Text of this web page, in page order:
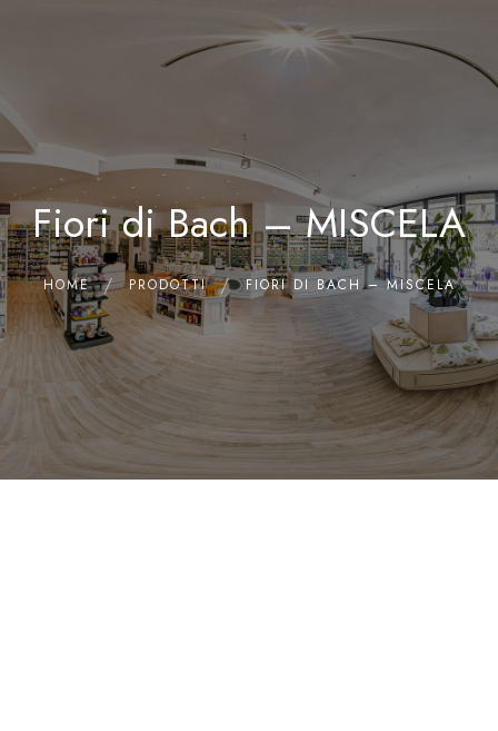
Home
Chi siamo
Il Laboratorio
Shop
Olii Essenziali
Contatti
Fiori di Bach – MISCELA
HOME PRODOTTI FIORI DI BACH – MISCELA